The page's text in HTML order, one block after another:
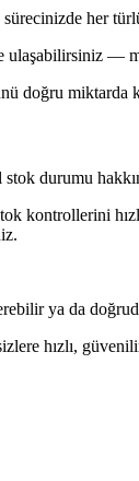
her
—
doğru miktarda
durumu
kontrollerini
ya da
hızlı,